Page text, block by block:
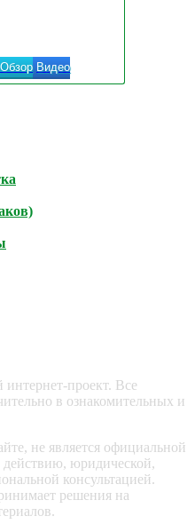
Обзор Видео
проект. Все
в ознакомительных и
не является официальной
действию, юридической,
консультацией.
решения на